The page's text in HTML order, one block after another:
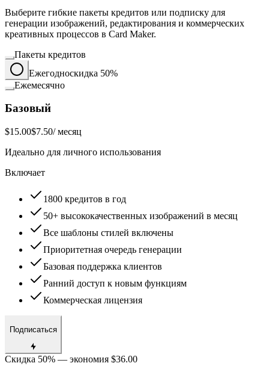
Выберите гибкие пакеты кредитов или подписку для
генерации изображений, редактирования и коммерческих
креативных процессов в Card Maker.
Пакеты кредитов
Ежегодноскидка 50%
Ежемесячно
Базовый
$15.00$7.50/ месяц
Идеально для личного использования
Включает
1800 кредитов в год
50+ высококачественных изображений в месяц
Все шаблоны стилей включены
Приоритетная очередь генерации
Базовая поддержка клиентов
Ранний доступ к новым функциям
Коммерческая лицензия
Подписаться
Скидка 50% — экономия $36.00